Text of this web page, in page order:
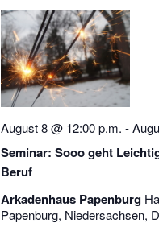
Seminar: Sooo geht
Beruf
August 8 @ 12:00 p.m. -
Arkadenhaus Papenburg
Papenburg, Niedersachsen,